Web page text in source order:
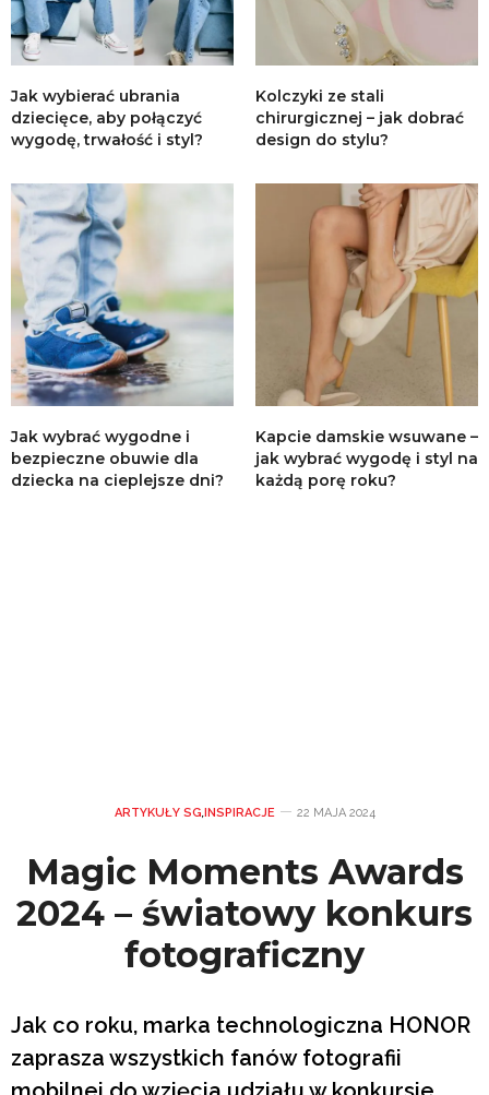
Jak wybierać ubrania
dziecięce, aby połączyć
wygodę, trwałość i styl?
Kolczyki ze stali
chirurgicznej – jak dobrać
design do stylu?
Jak wybrać wygodne i
bezpieczne obuwie dla
dziecka na cieplejsze dni?
Kapcie damskie wsuwane –
jak wybrać wygodę i styl na
każdą porę roku?
ARTYKUŁY SG,INSPIRACJE 22 MAJA 2024
Magic Moments Awards
2024 – światowy konkurs
fotograficzny
Jak co roku, marka technologiczna HONOR
zaprasza wszystkich fanów fotografii